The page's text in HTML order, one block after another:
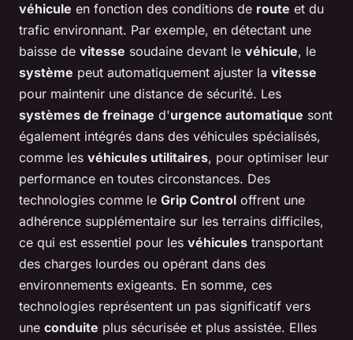
véhicule en fonction des conditions de route et du
trafic environnant. Par exemple, en détectant une
baisse de vitesse soudaine devant le véhicule, le
système peut automatiquement ajuster la vitesse
pour maintenir une distance de sécurité. Les
systèmes de freinage d'urgence automatique sont
également intégrés dans des véhicules spécialisés,
comme les véhicules utilitaires, pour optimiser leur
performance en toutes circonstances. Des
technologies comme le Grip Control offrent une
adhérence supplémentaire sur les terrains difficiles,
ce qui est essentiel pour les véhicules transportant
des charges lourdes ou opérant dans des
environnements exigeants. En somme, ces
technologies représentent un pas significatif vers
une conduite plus sécurisée et plus assistée. Elles